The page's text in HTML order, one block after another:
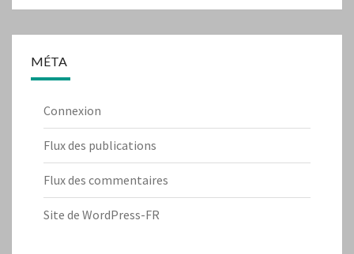
MÉTA
Connexion
Flux des publications
Flux des commentaires
Site de WordPress-FR